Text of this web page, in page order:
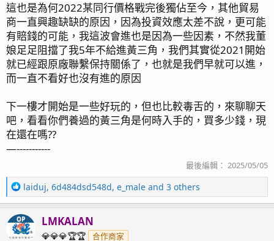
這也是為何2022某同行價格戰完後獨佔至今，其他貿易
商一直興趣缺缺的原因，因為投資效應太差不說，更可能
有賠錢的可能，我這波會進也是因為一些因素，不然我董
娘足足阻擋了我5年不給進黃三角，我們其實從2021開始
就已經跟原廠聯繫保持關係了，也就是我們早就可以進，
而一直不看好也沒有進的原因
下一樓才開始是一些好玩的，但也比較毒舌的，來聊聊天
吧，看看你們養過的黃三角是何時入手的，買多少錢，現
在還在嗎??
—-----------
最後編輯： 2025/05/05
R
e
c
t
laiduj, 6d484dsd548d, e_male and 3 others
OP LMKALAN
💎💎💎🏆🏆 合作商家